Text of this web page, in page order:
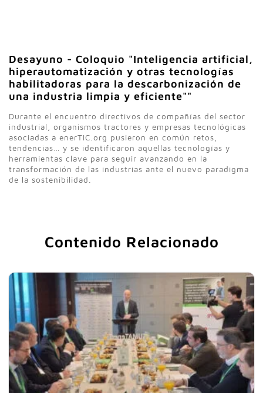
Desayuno - Coloquio "Inteligencia artificial,
hiperautomatización y otras tecnologías
habilitadoras para la descarbonización de
una industria limpia y eficiente""
Durante el encuentro directivos de compañías del sector
industrial, organismos tractores y empresas tecnológicas
asociadas a enerTIC.org pusieron en común retos,
tendencias… y se identificaron aquellas tecnologías y
herramientas clave para seguir avanzando en la
transformación de las industrias ante el nuevo paradigma
de la sostenibilidad.
Contenido Relacionado